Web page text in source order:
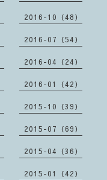
2016-10（48）
2016-07（54）
2016-04（24）
2016-01（42）
2015-10（39）
2015-07（69）
2015-04（36）
2015-01（42）